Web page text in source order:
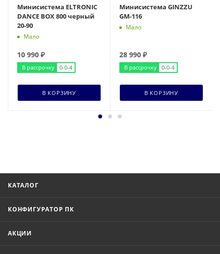
Минисистема ELTRONIC
DANCE BOX 800 черный
20-90
Мало
10 990 ₽
В рассрочку 0-0-4
В КОРЗИНУ
Минисистема GINZZU
GM-116
Мало
28 990 ₽
В рассрочку 0-0-4
В КОРЗИНУ
КАТАЛОГ
КОНФИГУРАТОР ПК
АКЦИИ